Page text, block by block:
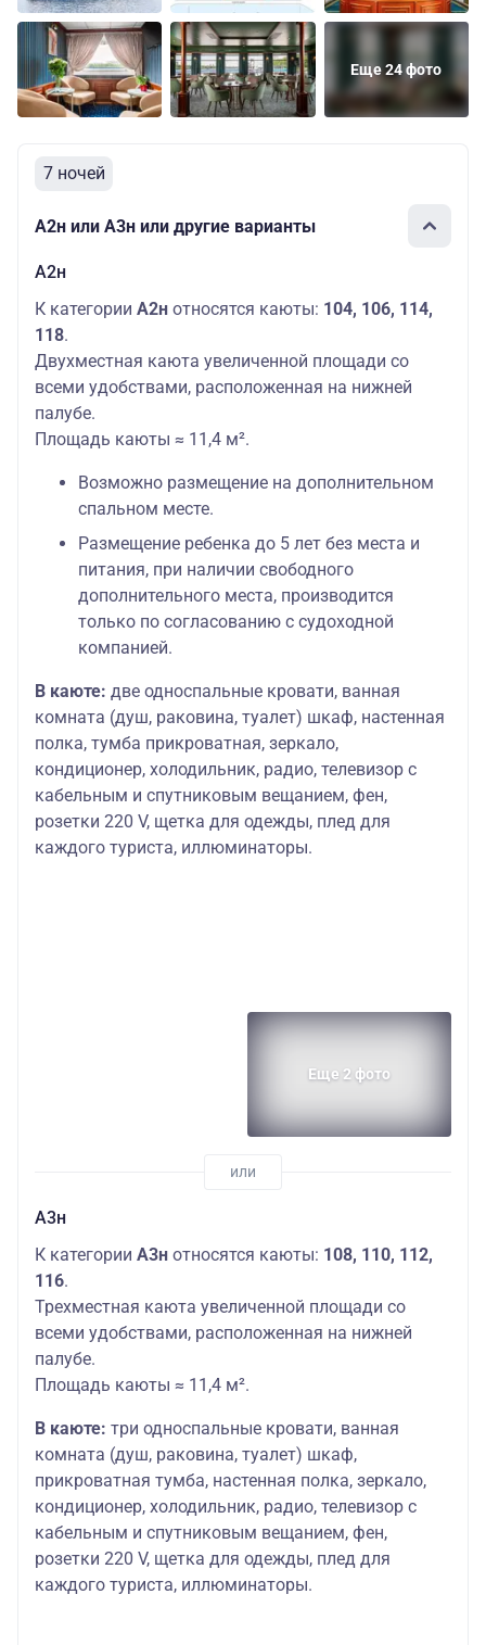
Еще 24 фото
7 ночей
А2н или А3н или другие варианты
А2н
К категории А2н относятся каюты: 104, 106, 114,
118.
Двухместная каюта увеличенной площади со
всеми удобствами, расположенная на нижней
палубе.
Площадь каюты ≈ 11,4 м².
Возможно размещение на дополнительном
спальном месте.
Размещение ребенка до 5 лет без места и
питания, при наличии свободного
дополнительного места, производится
только по согласованию с судоходной
компанией.
В каюте: две односпальные кровати, ванная
комната (душ, раковина, туалет) шкаф, настенная
полка, тумба прикроватная, зеркало,
кондиционер, холодильник, радио, телевизор с
кабельным и спутниковым вещанием, фен,
розетки 220 V, щетка для одежды, плед для
каждого туриста, иллюминаторы.
Еще 2 фото
А3н
К категории А3н относятся каюты: 108, 110, 112,
116.
Трехместная каюта увеличенной площади со
всеми удобствами, расположенная на нижней
палубе.
Площадь каюты ≈ 11,4 м².
В каюте: три односпальные кровати, ванная
комната (душ, раковина, туалет) шкаф,
прикроватная тумба, настенная полка, зеркало,
кондиционер, холодильник, радио, телевизор с
кабельным и спутниковым вещанием, фен,
розетки 220 V, щетка для одежды, плед для
каждого туриста, иллюминаторы.